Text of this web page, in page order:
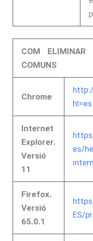
COM ELIMINAR
COMUNS
Chrome
hl=es
Internet
Explorer.
Versió
11
es/
Firefox.
Versió
65.0.1
ES/